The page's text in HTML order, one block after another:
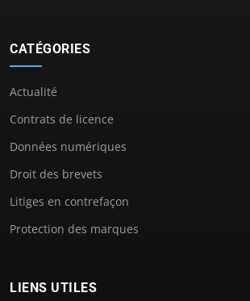
CATÉGORIES
Actualité
Contrats de licence
Données numériques
Droit des brevets
Litiges en contrefaçon
Protection des marques
LIENS UTILES